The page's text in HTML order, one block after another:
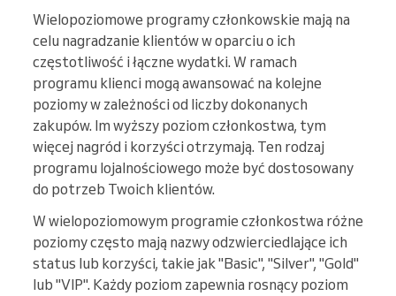
Wielopoziomowe programy członkowskie mają na
celu nagradzanie klientów w oparciu o ich
częstotliwość i łączne wydatki. W ramach
programu klienci mogą awansować na kolejne
poziomy w zależności od liczby dokonanych
zakupów. Im wyższy poziom członkostwa, tym
więcej nagród i korzyści otrzymają. Ten rodzaj
programu lojalnościowego może być dostosowany
do potrzeb Twoich klientów.
W wielopoziomowym programie członkostwa różne
poziomy często mają nazwy odzwierciedlające ich
status lub korzyści, takie jak "Basic", "Silver", "Gold"
lub "VIP". Każdy poziom zapewnia rosnący poziom